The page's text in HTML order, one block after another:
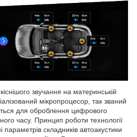
звучання на материнській
мікропроцесор, так званий
для оброблення цифрового
часу. Принцип роботи технології
параметрів складників автоакустики